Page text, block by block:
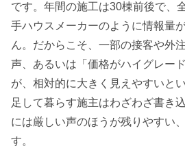
です。年間の施工は30棟前後で、
手ハウスメーカーのように情報量
ん。だからこそ、一部の接客や外
声、あるいは「価格がハイグレー
が、相対的に大きく見えやすいと
足して暮らす施主はわざわざ書き
には厳しい声のほうが残りやすい
す。